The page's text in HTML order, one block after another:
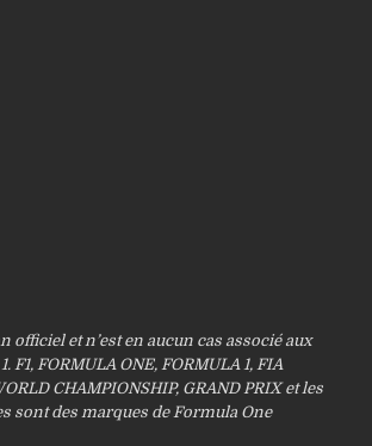
officiel et n’est en aucun cas associé aux
F1, FORMULA ONE, FORMULA 1, FIA
CHAMPIONSHIP, GRAND PRIX et les
sont des marques de Formula One